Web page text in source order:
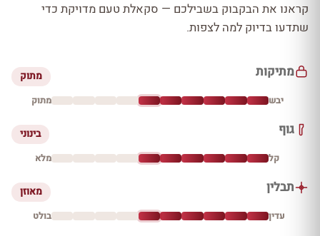
קראנו את הבקבוק בשבילכם — סקאלת טעם מדויקת כדי
שתדעו בדיוק למה לצפות.
מתיקות מתוק
יבש מתוק
גוף בינוני
קל מלא
תבלין מאוזן
עדין בולט